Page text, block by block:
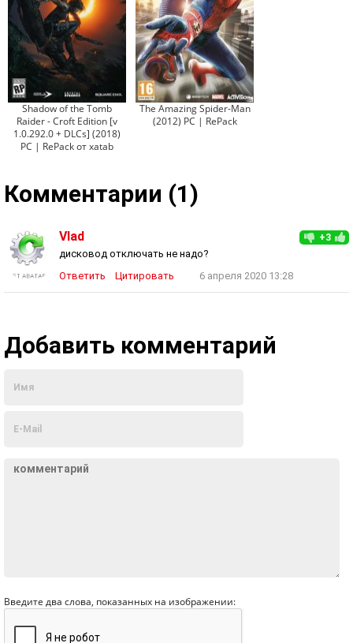
Shadow of the Tomb
Raider - Croft Edition [v
1.0.292.0 + DLCs] (2018)
PC | RePack от xatab
The Amazing Spider-Man
(2012) PC | RePack
Комментарии (1)
+3
Vlad
дисковод отключать не надо?
Ответить
Цитировать 6 апреля 2020 13:28
Добавить комментарий
Введите два слова, показанных на изображении: